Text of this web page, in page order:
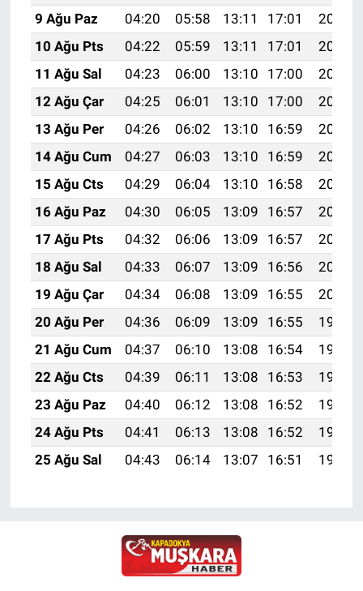
9 Ağu Paz
04:20 05:58 13:11 17:01
20:13
10 Ağu Pts
04:22 05:59 13:11 17:01
20:12
11 Ağu Sal
04:23 06:00 13:10 17:00
20:10
12 Ağu Çar
04:25 06:01 13:10 17:00
20:09
13 Ağu Per
04:26 06:02 13:10 16:59
20:08
14 Ağu Cum
04:27 06:03 13:10 16:59
20:07
15 Ağu Cts
04:29 06:04 13:10 16:58
20:05
16 Ağu Paz
04:30 06:05 13:09 16:57
20:04
17 Ağu Pts
04:32 06:06 13:09 16:57
20:03
18 Ağu Sal
04:33 06:07 13:09 16:56
20:01
19 Ağu Çar
04:34 06:08 13:09 16:55
20:00
20 Ağu Per
04:36 06:09 13:09 16:55
19:58
21 Ağu Cum
04:37 06:10 13:08 16:54
19:57
22 Ağu Cts
04:39 06:11 13:08 16:53
19:55
23 Ağu Paz
04:40 06:12 13:08 16:52
19:54
24 Ağu Pts
04:41 06:13 13:08 16:52
19:52
25 Ağu Sal
04:43 06:14 13:07 16:51 19:51